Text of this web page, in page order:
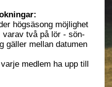
högsäsong möjlighet
varav två på lör - sön-
gäller mellan datumen
medlem ha upp till